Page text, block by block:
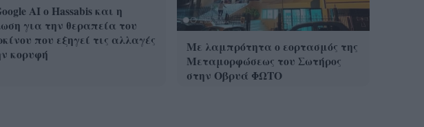
ΑΙ ο Hassabis και η
για την θεραπεία του
που εξηγεί τις αλλαγές
κορυφή
Με λαμπρότητα ο εορτασμός της
Μεταμορφώσεως του Σωτήρος
στην Οβρυά ΦΩΤΟ